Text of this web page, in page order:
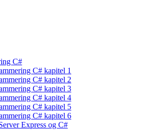
C#
C# kapitel 1
C# kapitel 2
C# kapitel 3
C# kapitel 4
C# kapitel 5
C# kapitel 6
Express og C#